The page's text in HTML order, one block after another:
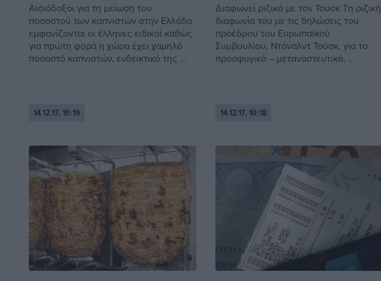
Αισιόδοξοι για τη μείωση του
ποσοστού των καπνιστών στην Ελλάδα
εμφανίζονται οι έλληνες ειδικοί καθώς
για πρώτη φορά η χώρα έχει χαμηλό
ποσοστό καπνιστών, ενδεικτικό της ...
14.12.17, 10:19
Διαφωνεί ριζικά με τον Τουσκ Τη ριζική
διαφωνία του με τις δηλώσεις του
προέδρου του Ευρωπαϊκού
Συμβουλίου, Ντόναλντ Τούσκ, για το
προσφυγικό – μεταναστευτικό, ...
14.12.17, 10:18